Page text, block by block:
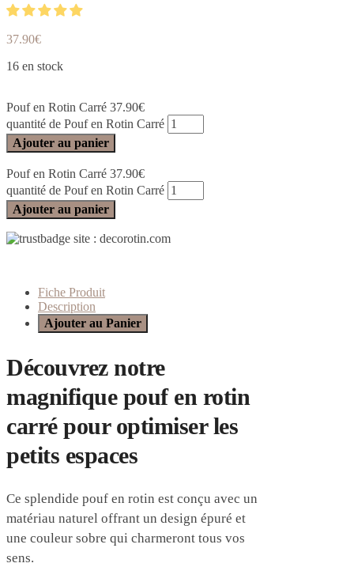
37.90€
16 en stock
Pouf en Rotin Carré 37.90€
quantité de Pouf en Rotin Carré
Ajouter au panier
Pouf en Rotin Carré 37.90€
quantité de Pouf en Rotin Carré
Ajouter au panier
Fiche Produit
Description
Ajouter au Panier
Découvrez notre
magnifique pouf en rotin
carré pour optimiser les
petits espaces
Ce splendide pouf en rotin est conçu avec un
matériau naturel offrant un design épuré et
une couleur sobre qui charmeront tous vos
sens.